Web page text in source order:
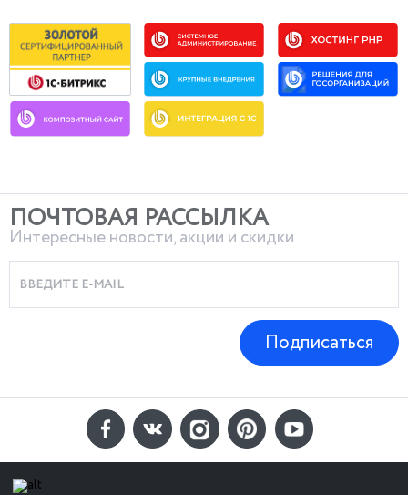
ПОЧТОВАЯ РАССЫЛКА
Интересные новости, акции и скидки
Подписаться